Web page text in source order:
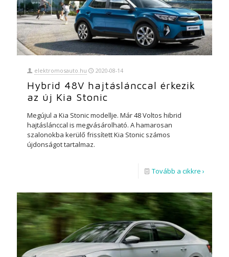
elektromosauto.hu 2020-08-14
Hybrid 48V hajtáslánccal érkezik
az új Kia Stonic
Megújul a Kia Stonic modellje. Már 48 Voltos hibrid
hajtáslánccal is megvásárolható. A hamarosan
szalonokba kerülő frissített Kia Stonic számos
újdonságot tartalmaz.
Tovább a cikkre ›